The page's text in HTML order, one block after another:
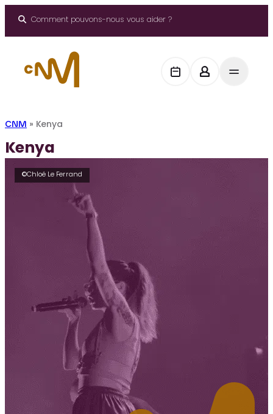
Comment pouvons-nous vous aider ?
CNM » Kenya
Kenya
©Chloé Le Ferrand